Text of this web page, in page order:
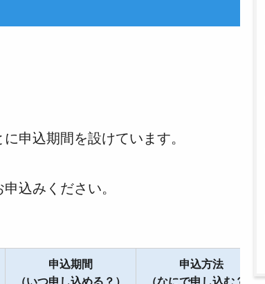
申込期間を設けています。
込みください。
申込期間
申込方法